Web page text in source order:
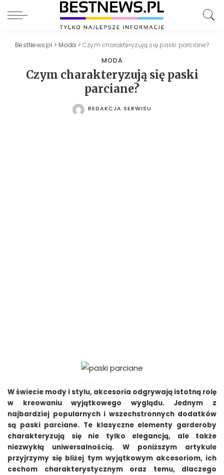
BestNews.pl > Moda > Czym charakteryzują się paski parciane?
MODA
Czym charakteryzują się paski
parciane?
POSTED
REDAKCJA SERWISU
W świecie mody i stylu, akcesoria odgrywają istotną rolę
w kreowaniu wyjątkowego wyglądu. Jednym z
najbardziej popularnych i wszechstronnych dodatków
są paski parciane. Te klasyczne elementy garderoby
charakteryzują się nie tylko elegancją, ale także
niezwykłą uniwersalnością. W poniższym artykule
przyjrzymy się bliżej tym wyjątkowym akcesoriom, ich
cechom charakterystycznym oraz temu, dlaczego